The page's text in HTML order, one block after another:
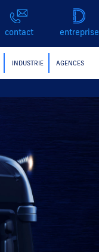
contact entreprise
INDUSTRIE AGENCES